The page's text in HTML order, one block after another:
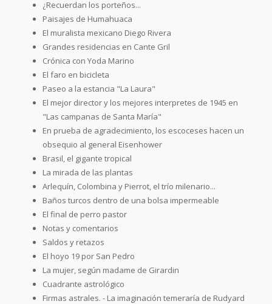
¿Recuerdan los porteños...
Paisajes de Humahuaca
El muralista mexicano Diego Rivera
Grandes residencias en Cante Gril
Crónica con Yoda Marino
El faro en bicicleta
Paseo a la estancia "La Laura"
El mejor director y los mejores interpretes de 1945 en
"Las campanas de Santa María"
En prueba de agradecimiento, los escoceses hacen un
obsequio al general Eisenhower
Brasil, el gigante tropical
La mirada de las plantas
Arlequín, Colombina y Pierrot, el trío milenario...
Baños turcos dentro de una bolsa impermeable
El final de perro pastor
Notas y comentarios
Saldos y retazos
El hoyo 19 por San Pedro
La mujer, según madame de Girardin
Cuadrante astrológico
Firmas astrales. - La imaginación temeraría de Rudyard